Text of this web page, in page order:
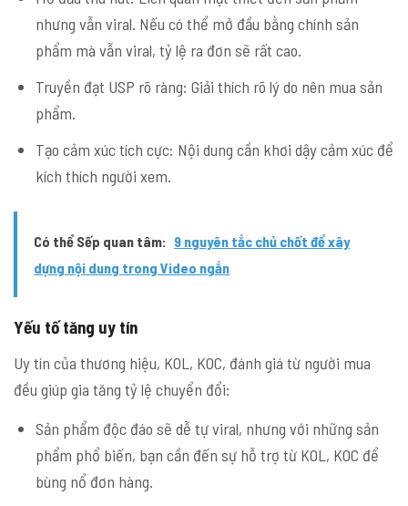
nhưng vẫn viral. Nếu có thể mở đầu bằng chính sản
phẩm mà vẫn viral, tỷ lệ ra đơn sẽ rất cao.
Truyền đạt USP rõ ràng: Giải thích rõ lý do nên mua sản
phẩm.
Tạo cảm xúc tích cực: Nội dung cần khơi dậy cảm xúc để
kích thích người xem.
Có thể Sếp quan tâm: 9 nguyên tắc chủ chốt để xây
dựng nội dung trong Video ngắn
Yếu tố tăng uy tín
Uy tín của thương hiệu, KOL, KOC, đánh giá từ người mua
đều giúp gia tăng tỷ lệ chuyển đổi:
Sản phẩm độc đáo sẽ dễ tự viral, nhưng với những sản
phẩm phổ biến, bạn cần đến sự hỗ trợ từ KOL, KOC để
bùng nổ đơn hàng.